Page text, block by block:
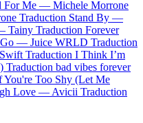
For Me — Michele Morrone
Traduction Stand By —
Tainy Traduction Forever
Go — Juice WRLD Traduction
Traduction I Think I’m
Traduction bad vibes forever
You're Too Shy (Let Me
Love — Avicii Traduction